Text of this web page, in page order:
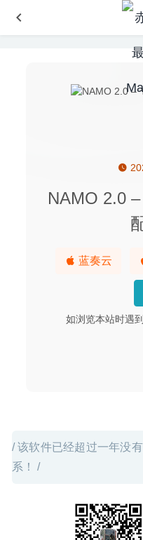
NAMO 2.0
蓝奏云
如浏览本站时遇
/ 该软件已经超过一年没
系！ /
Adguard 2.4.71 (789)
Path Finder 9.3.5 中文
Lock-It 1.3.0-简便易用
Querious 4.2.4 – 强大
JixiPix Artista Impresso